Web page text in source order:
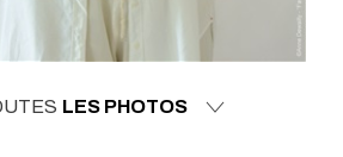
LES PHOTOS